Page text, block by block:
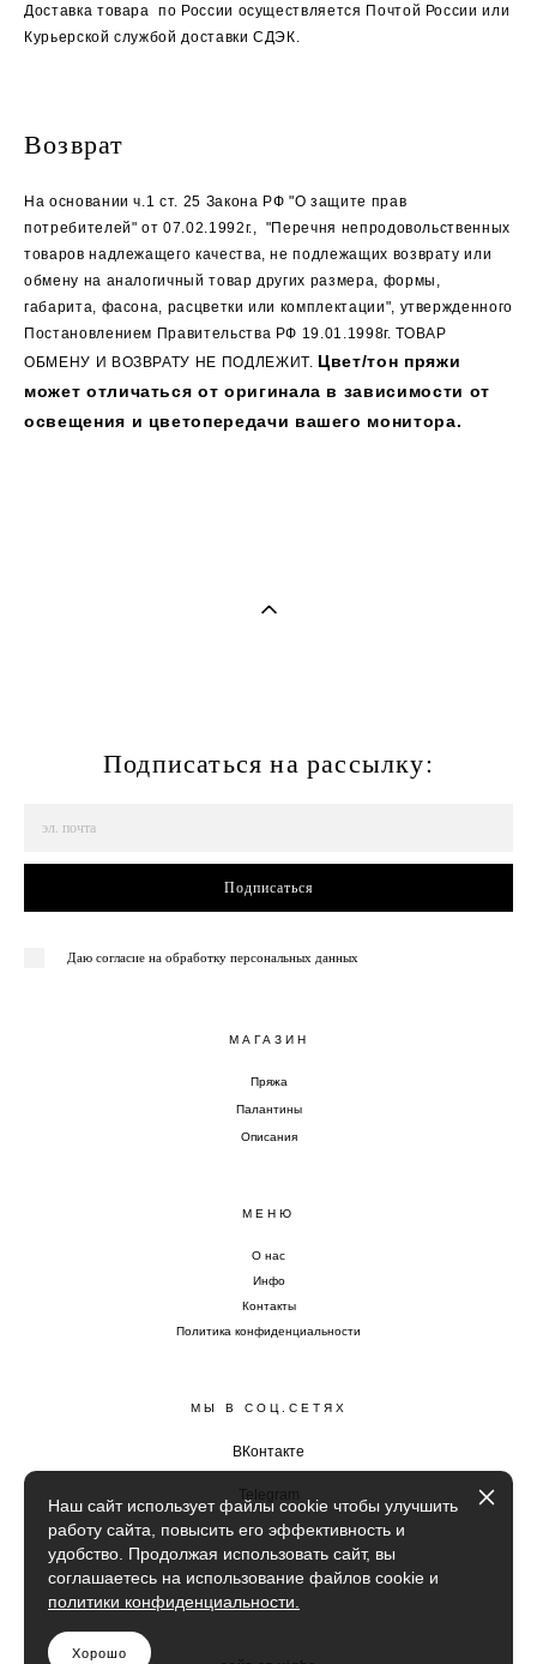
Доставка товара по России осуществляется Почтой России или
Курьерской службой доставки СДЭК.
Возврат
На основании ч.1 ст. 25 Закона РФ "О защите прав
потребителей" от 07.02.1992г., "Перечня непродовольственных
товаров надлежащего качества, не подлежащих возврату или
обмену на аналогичный товар других размера, формы,
габарита, фасона, расцветки или комплектации", утвержденного
Постановлением Правительства РФ 19.01.1998г. ТОВАР
ОБМЕНУ И ВОЗВРАТУ НЕ ПОДЛЕЖИТ. Цвет/тон пряжи
может отличаться от оригинала в зависимости от
освещения и цветопередачи вашего монитора.
Подписаться на рассылку:
Подписаться
Даю согласие на обработку персональных данных
МАГАЗИН
Пряжа
Палантины
Описания
МЕНЮ
О нас
Инфо
Контакты
Политика конфиденциальности
МЫ В СОЦ.СЕТЯХ
ВКонтакте
Telegram
Наш сайт использует файлы cookie чтобы улучшить
работу сайта, повысить его эффективность и
удобство. Продолжая использовать сайт, вы
соглашаетесь на использование файлов cookie и
политики конфиденциальности.
Хорошо